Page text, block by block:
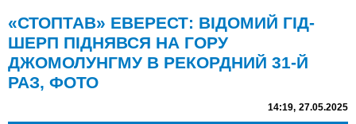
«СТОПТАВ» ЕВЕРЕСТ: ВІДОМИЙ ГІД-
ШЕРП ПІДНЯВСЯ НА ГОРУ
ДЖОМОЛУНГМУ В РЕКОРДНИЙ 31-Й
РАЗ, ФОТО
14:19, 27.05.2025